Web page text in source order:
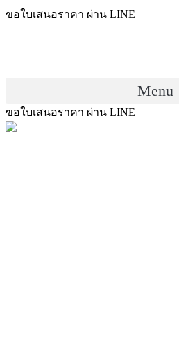
Skip
to
ขอใบเสนอราคา ผ่าน LINE
Menu
ขอใบเสนอราคา ผ่าน LINE